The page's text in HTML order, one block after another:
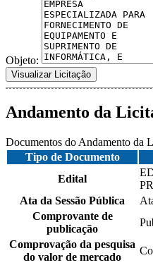
Objeto:
Visualizar Licitação
Andamento da
Documentos do Andamento da
Tipo de Documento
Edital
Ata da Sessão Pública
Comprovante de
publicação
Comprovação da pesquisa
do valor de mercado